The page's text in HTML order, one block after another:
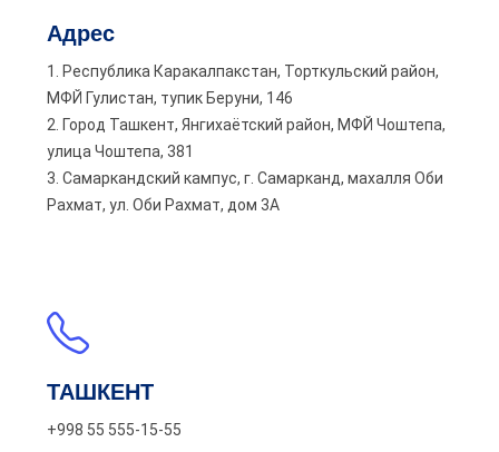
Адрес
1. Республика Каракалпакстан, Торткульский район,
МФЙ Гулистан, тупик Беруни, 146
2. Город Ташкент, Янгихаётский район, МФЙ Чоштепа,
улица Чоштепа, 381
3. Самаркандский кампус, г. Самарканд, махалля Оби
Рахмат, ул. Оби Рахмат, дом 3А
ТАШКЕНТ
+998 55 555-15-55